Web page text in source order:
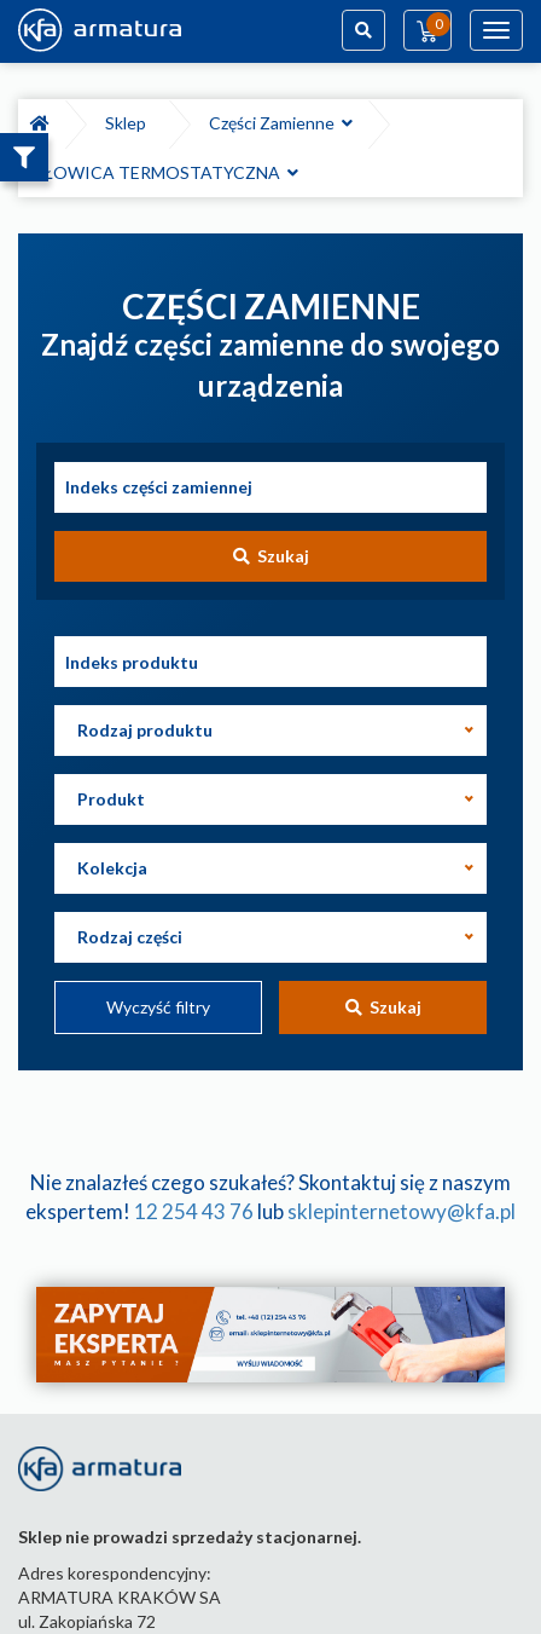
0
Sklep
Części Zamienne
GŁOWICA TERMOSTATYCZNA
CZĘŚCI ZAMIENNE
Znajdź części zamienne do swojego
urządzenia
Szukaj
Rodzaj produktu
Produkt
Kolekcja
Rodzaj części
Wyczyść filtry Szukaj
Nie znalazłeś czego szukałeś? Skontaktuj się z naszym
ekspertem! 12 254 43 76 lubsklepinternetowy@kfa.pl
Sklep nie prowadzi sprzedaży stacjonarnej.
Adres korespondencyjny:
ARMATURA KRAKÓW SA
ul. Zakopiańska 72